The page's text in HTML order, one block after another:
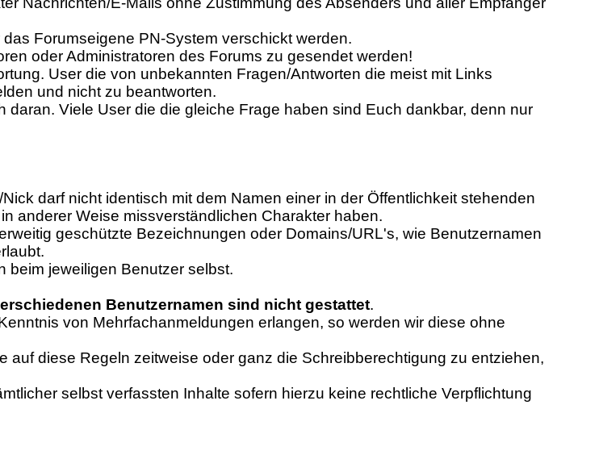
Forumseigene PN-System verschickt werden.
oder Administratoren des Forums zu gesendet werden!
User die von unbekannten Fragen/Antworten die meist mit Links
und nicht zu beantworten.
Viele User die die gleiche Frage haben sind Euch dankbar, denn nur
darf nicht identisch mit dem Namen einer in der Öffentlichkeit stehenden
anderer Weise missverständlichen Charakter haben.
geschützte Bezeichnungen oder Domains/URL's, wie Benutzernamen
beim jeweiligen Benutzer selbst.
Benutzernamen sind nicht gestattet.
von Mehrfachanmeldungen erlangen, so werden wir diese ohne
diese Regeln zeitweise oder ganz die Schreibberechtigung zu entziehen,
selbst verfassten Inhalte sofern hierzu keine rechtliche Verpflichtung